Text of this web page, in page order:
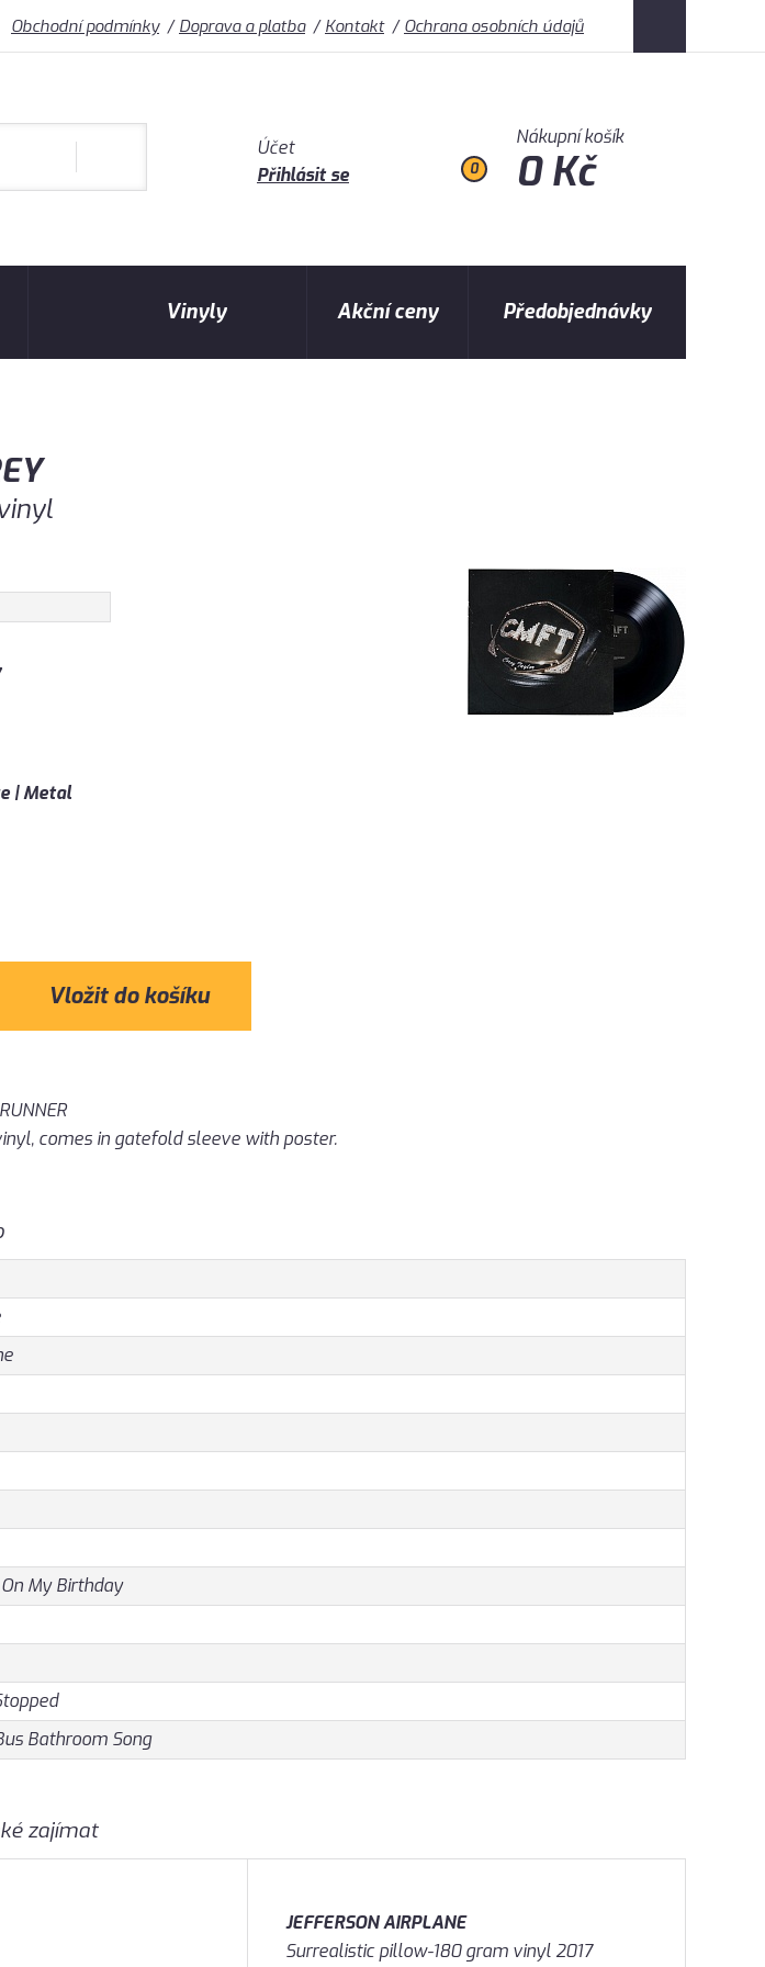
Obchodní podmínky Doprava a platba Kontakt Ochrana osobních údajů
Účet
Přihlásit se
0
Nákupní košík
0 Kč
Vinyly Akční ceny Předobjednávky
| Metal
comes in gatefold sleeve with poster.
My Birthday
Bathroom Song
zajímat
JEFFERSON AIRPLANE
Surrealistic pillow-180 gram vinyl 2017